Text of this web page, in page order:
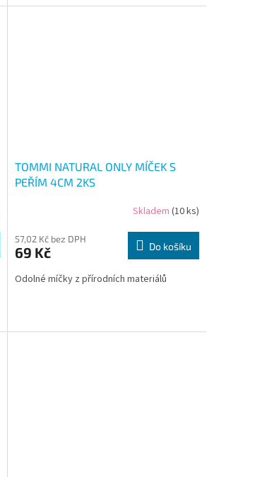
TOMMI NATURAL ONLY MÍČEK S
PEŘÍM 4CM 2KS
Skladem (10 ks)
57,02 Kč bez DPH
69 Kč Do košíku
Odolné míčky z přírodních materiálů